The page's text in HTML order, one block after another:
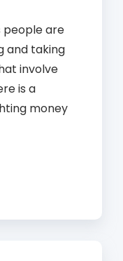
people are
and taking
involve
is a
money